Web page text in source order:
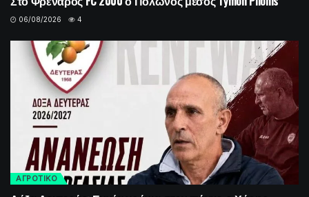
06/08/2026 4
ΑΓΡΟΤΙΚΟ